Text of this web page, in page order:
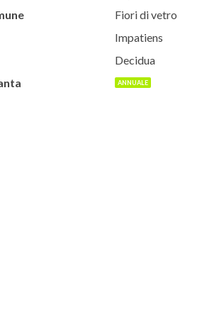
Fiori di vetro
Impatiens
Decidua
ANNUALE